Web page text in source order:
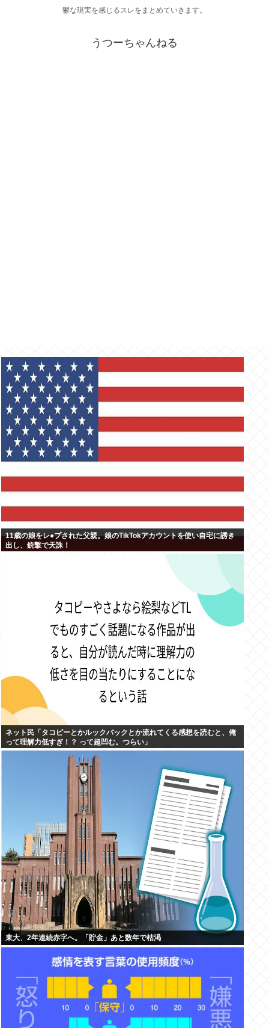
鬱な現実を感じるスレをまとめていきます。
うつーちゃんねる
11歳の娘をレ●プされた父親。娘のTikTokアカウントを使い自宅に誘き
出し、銃撃で天誅！
ネット民「タコピーとかルックバックとか流れてくる感想を読むと、俺
って理解力低すぎ！？ って超凹む。つらい」
東大、2年連続赤字へ。「貯金」あと数年で枯渇